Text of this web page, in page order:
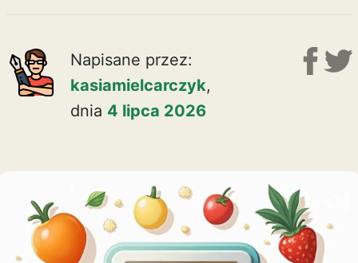
Napisane przez:
kasiamielcarczyk,
dnia 4 lipca 2026